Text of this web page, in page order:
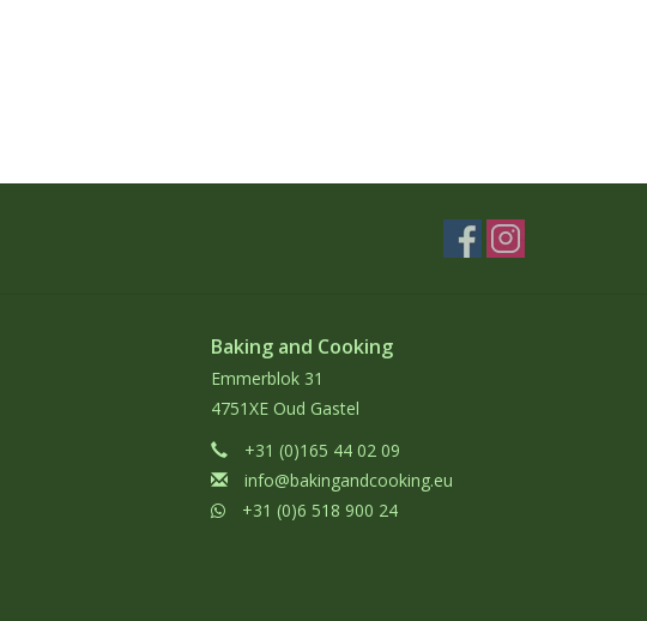
Baking and Cooking
Emmerblok 31
4751XE Oud Gastel
+31 (0)165 44 02 09
info@bakingandcooking.eu
+31 (0)6 518 900 24